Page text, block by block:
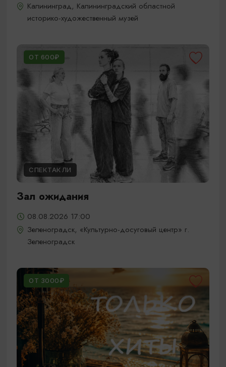
Калининград, Калининградский областной
историко-художественный музей
ОТ 600₽
СПЕКТАКЛИ
Зал ожидания
08.08.2026 17:00
Зеленоградск, «Культурно-досуговый центр» г.
Зеленоградск
ОТ 3000₽